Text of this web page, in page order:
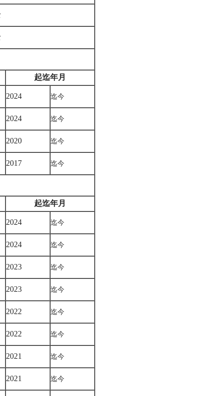
起迄年月
2024 迄今
2024 迄今
2020 迄今
2017 迄今
起迄年月
2024 迄今
2024 迄今
2023 迄今
2023 迄今
2022 迄今
2022 迄今
2021 迄今
2021 迄今